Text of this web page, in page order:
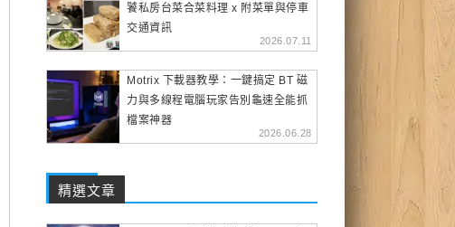
饕私房台菜合菜料理 x 附菜單與停車
交通資訊
2026.07.11
Motrix 下載器教學：一鍵搞定 BT 磁
力與多線程電腦玩家告別龜速全能抓
檔案神器
2026.06.28
精選文章